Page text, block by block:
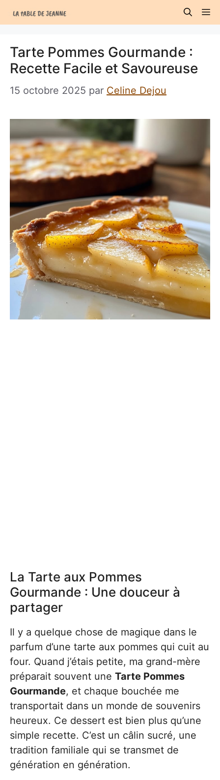
au
Tarte Pommes Gourmande :
Recette Facile et Savoureuse
15 octobre 2025 par Celine Dejou
La Tarte aux Pommes
Gourmande : Une douceur à
partager
Il y a quelque chose de magique dans le
parfum d’une tarte aux pommes qui cuit au
four. Quand j’étais petite, ma grand-mère
préparait souvent une Tarte Pommes
Gourmande, et chaque bouchée me
transportait dans un monde de souvenirs
heureux. Ce dessert est bien plus qu’une
simple recette. C’est un câlin sucré, une
tradition familiale qui se transmet de
génération en génération.